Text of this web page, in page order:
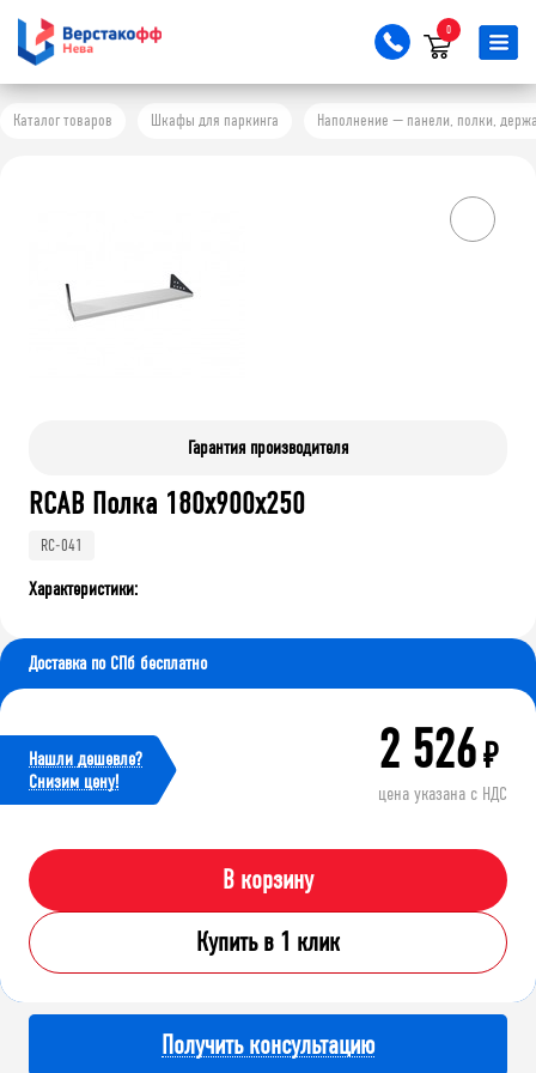
0
Каталог товаров Шкафы для паркинга Наполнение — панели, полки,
Гарантия производителя
RCAB Полка 180x900x250
RC-041
Характеристики:
Доставка по СПб бесплатно
Нашли дешевле?
Cнизим цену!
2 526₽
цена указана с НДС
В корзину
Купить в 1 клик
Получить консультацию